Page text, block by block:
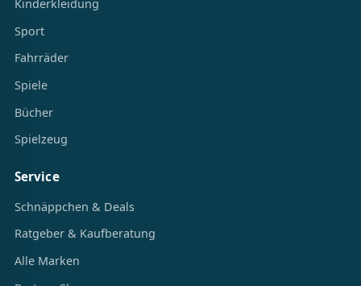
Kinderkleidung
Sport
Fahrräder
Spiele
Bücher
Spielzeug
Service
Schnäppchen & Deals
Ratgeber & Kaufberatung
Alle Marken